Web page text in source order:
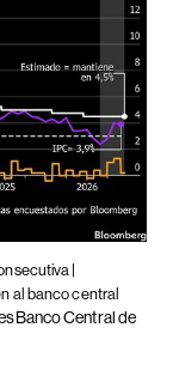
|
al banco central
Central de